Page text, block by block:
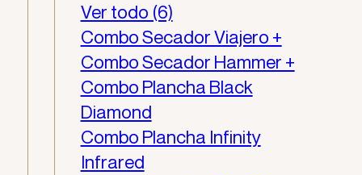
Ver todo (6)
Combo Secador Viajero +
Combo Secador Hammer +
Combo Plancha Black
Diamond
Combo Plancha Infinity
Infrared